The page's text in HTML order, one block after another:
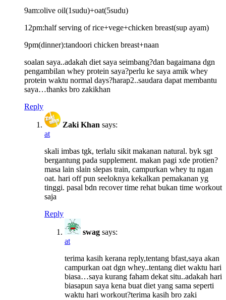
9am:olive oil(1sudu)+oat(5sudu)
12pm:half serving of rice+vege+chicken breast(sup ayam)
9pm(dinner):tandoori chicken breast+naan
soalan saya..adakah diet saya seimbang?dan bagaimana dgn
pengambilan whey protein saya?perlu ke saya amik whey
protein waktu normal days?harap2..saudara dapat membantu
saya…thanks bro zakikhan
Reply
Zaki Khan says:
at
skali imbas tgk, terlalu sikit makanan natural. byk sgt
bergantung pada supplement. makan pagi xde protien?
masa lain slain slepas train, campurkan whey tu ngan
oat. hari off pun seeloknya kekalkan pemakanan yg
tinggi. pasal bdn recover time rehat bukan time workout
saja
Reply
swag says:
at
terima kasih kerana reply,tentang bfast,saya akan
campurkan oat dgn whey..tentang diet waktu hari
biasa…saya kurang faham dekat situ..adakah hari
biasapun saya kena buat diet yang sama seperti
waktu hari workout?terima kasih bro zaki